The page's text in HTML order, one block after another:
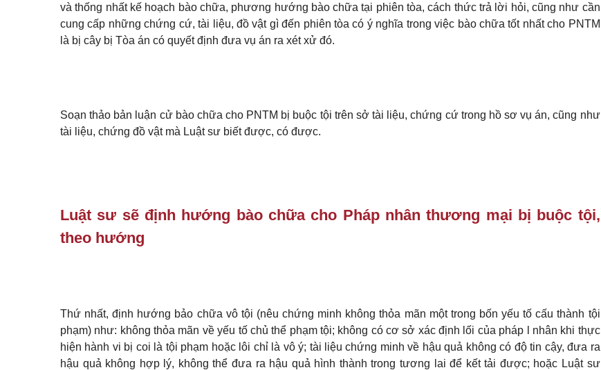
và thống nhất kế hoạch bào chữa, phương hướng bào chữa tại phiên tòa, cách thức trả lời hỏi, cũng như cần
cung cấp những chứng cứ, tài liệu, đồ vật gì đến phiên tòa có ý nghĩa trong việc bào chữa tốt nhất cho PNTM
là bị cây bị Tòa án có quyết định đưa vụ án ra xét xử đó.
Soạn thảo bản luận cử bào chữa cho PNTM bị buộc tội trên sở tài liệu, chứng cứ trong hồ sơ vụ án, cũng như
tài liệu, chứng đồ vật mà Luật sư biết được, có được.
Luật sư sẽ định hướng bào chữa cho Pháp nhân thương mại bị buộc tội,
theo hướng
Thứ nhất, định hướng bảo chữa vô tội (nêu chứng minh không thỏa mãn một trong bốn yếu tố cấu thành tội
phạm) như: không thỏa mãn về yếu tố chủ thể phạm tội; không có cơ sở xác định lối của pháp l nhân khi thực
hiện hành vi bị coi là tội phạm hoặc lôi chỉ là vô ý; tài liệu chứng minh về hậu quả không có độ tin cậy, đưa ra
hậu quả không hợp lý, không thể đưa ra hậu quả hình thành trong tương lai để kết tải được; hoặc Luật sư